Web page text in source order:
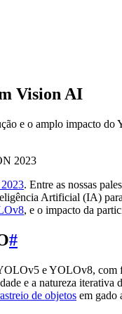
Vision AI
e o amplo impacto
. Entre as nossas
Artificial (IA)
, e o impacto da
#
e YOLOv8,
e a natureza
de objetos em gado